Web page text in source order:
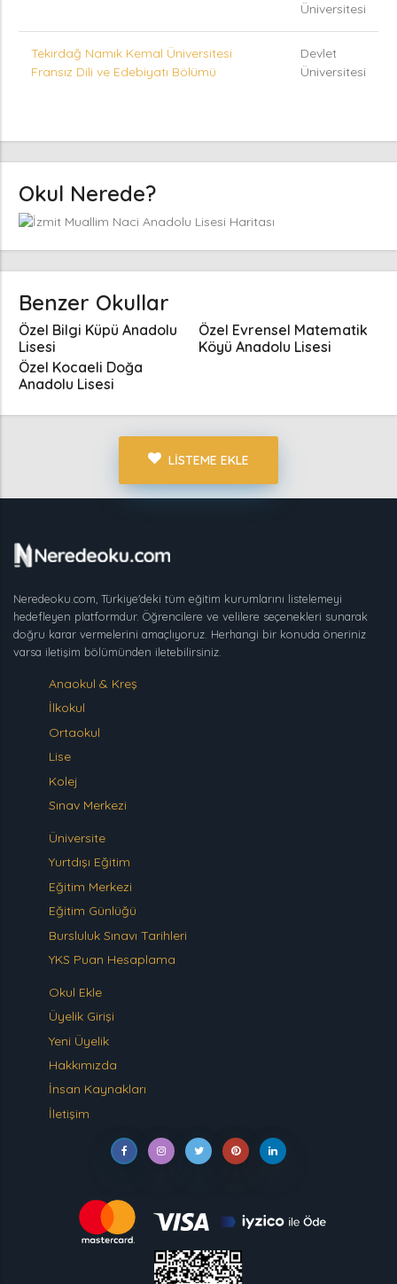
Üniversitesi
Tekirdağ Namık Kemal Üniversitesi
Fransız Dili ve Edebiyatı Bölümü
Devlet
Üniversitesi
Okul Nerede?
Benzer Okullar
Özel Bilgi Küpü Anadolu
Lisesi
Özel Evrensel Matematik
Köyü Anadolu Lisesi
Özel Kocaeli Doğa
Anadolu Lisesi
LISTEME EKLE
Neredeoku.com, Türkiye'deki tüm eğitim kurumlarını listelemeyi
hedefleyen platformdur. Öğrencilere ve velilere seçenekleri sunarak
doğru karar vermelerini amaçlıyoruz. Herhangi bir konuda öneriniz
varsa iletişim bölümünden iletebilirsiniz.
Anaokul & Kreş
İlkokul
Ortaokul
Lise
Kolej
Sınav Merkezi
Üniversite
Yurtdışı Eğitim
Eğitim Merkezi
Eğitim Günlüğü
Bursluluk Sınavı Tarihleri
YKS Puan Hesaplama
Okul Ekle
Üyelik Girişi
Yeni Üyelik
Hakkımızda
İnsan Kaynakları
İletişim